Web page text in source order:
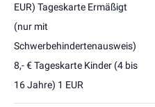
EUR) Tageskarte Ermäßigt
(nur mit
Schwerbehindertenausweis)
8,- € Tageskarte Kinder (4 bis
16 Jahre) 1 EUR